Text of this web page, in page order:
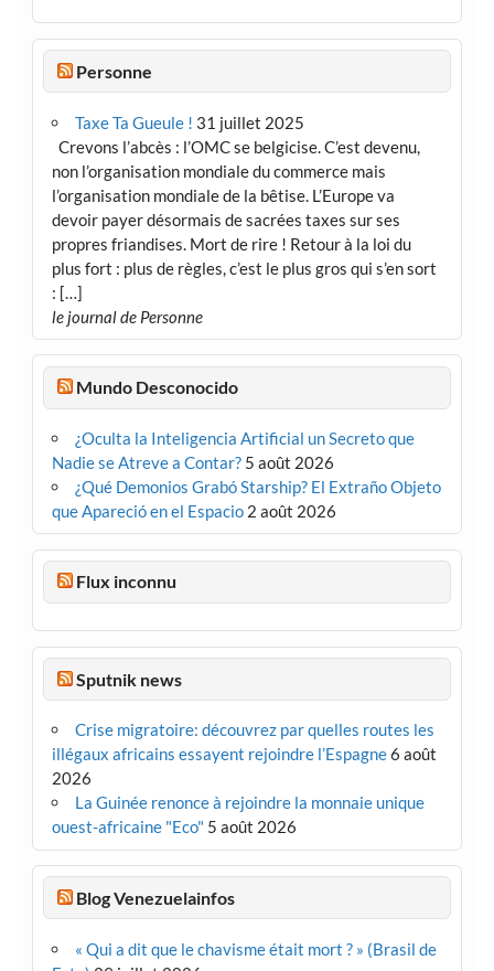
Personne
Taxe Ta Gueule ! 31 juillet 2025
Crevons l’abcès : l’OMC se belgicise. C’est devenu,
non l’organisation mondiale du commerce mais
l’organisation mondiale de la bêtise. L’Europe va
devoir payer désormais de sacrées taxes sur ses
propres friandises. Mort de rire ! Retour à la loi du
plus fort : plus de règles, c’est le plus gros qui s’en sort
: […]
le journal de Personne
Mundo Desconocido
¿Oculta la Inteligencia Artificial un Secreto que
Nadie se Atreve a Contar? 5 août 2026
¿Qué Demonios Grabó Starship? El Extraño Objeto
que Apareció en el Espacio 2 août 2026
Flux inconnu
Sputnik news
Crise migratoire: découvrez par quelles routes les
illégaux africains essayent rejoindre l’Espagne6 août
2026
La Guinée renonce à rejoindre la monnaie unique
ouest-africaine "Eco" 5 août 2026
Blog Venezuelainfos
« Qui a dit que le chavisme était mort ? » (Brasil de